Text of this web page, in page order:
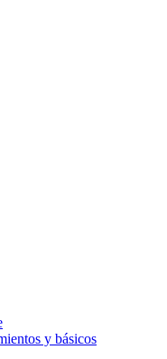
y básicos